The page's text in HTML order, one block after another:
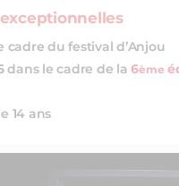
cadre du festival d’Anjou
dans le cadre de la6ème
14 ans